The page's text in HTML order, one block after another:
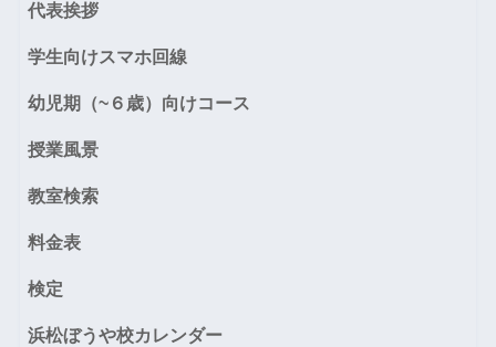
代表挨拶
学生向けスマホ回線
幼児期（~６歳）向けコース
授業風景
教室検索
料金表
検定
浜松ぼうや校カレンダー